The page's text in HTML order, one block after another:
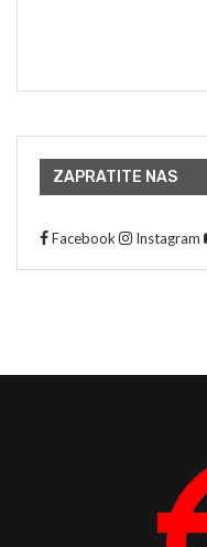
ZAPRATITE NAS
Facebook Instagram